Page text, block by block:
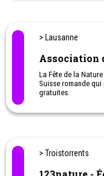
> Lausanne
Association
La Fête de la
Suisse romande
gratuites.
> Troistorrents